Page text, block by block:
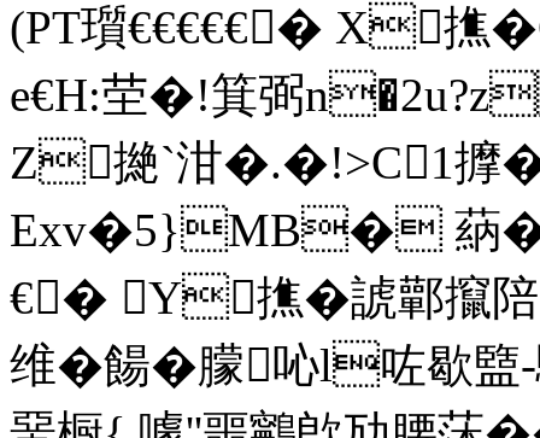
(PT瓆€€€€€� X撨
e€H:茔�!箕弼
Z撧` 泔�.�!>C1擵�
Exv�5}MB� 蒳�
€� Y撨�諕鄿攛陪
维�餳�朦吣l咗歇